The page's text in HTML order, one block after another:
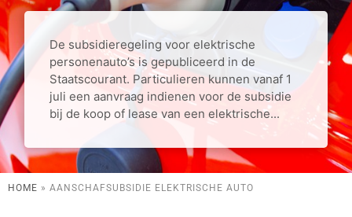
De subsidieregeling voor elektrische
personenauto’s is gepubliceerd in de
Staatscourant. Particulieren kunnen vanaf 1
juli een aanvraag indienen voor de subsidie
bij de koop of lease van een elektrische...
HOME » AANSCHAFSUBSIDIE ELEKTRISCHE AUTO